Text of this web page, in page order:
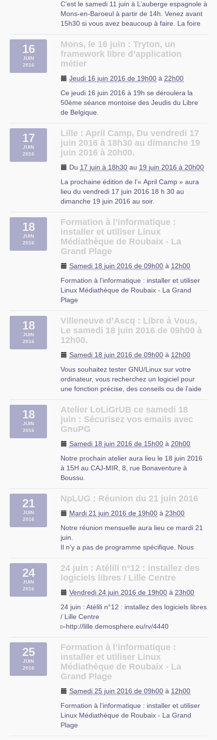
C’est le samedi 11 juin à L’auberge espagnole à
Mons-en-Baroeul à partir de 14h. Venez avant
15h30 si vous avez beaucoup à faire. La foire
La foire aux install’ de Cliss XXI, c’est une
bonne occasion de franchir le pas, et d’installer
GNU/Linux sur son ordinateur. (…)
16
JUIN
2016
Mons, le 16 juin : Tryton, un
framework libre d’application
métier
Jeudi 16 juin 2016 de 19h00 à 22h00
Ce jeudi 16 juin 2016 à 19h se déroulera la
50ème séance montoise des Jeudis du Libre
de Belgique.
libre d’application métier
Thématique : Progiciel de Gestion Intégré
Public : Programmeurs|Responsables
L’animateur (…)
Mons
17
JUIN
2016
Lille : April Camp, Du vendredi 17
juin 2016 à 18h30 au dimanche 19
juin 2016 à 20h00.
Du 17 juin à 18h30 au 19 juin 2016 à 20h00
La prochaine édition de l’« April Camp » aura
lieu du vendredi 17 juin 2016 18 h 30 au
dimanche 19 juin 2016 au soir.
Nicolas Leblanc 59000 Lille. Des outils pour
participer en ligne seront également
disponibles.
N’hésitez pas à vous inscrire, à (…)
Mutualab
18
JUIN
2016
Formation à l’informatique :
installer et utiliser Linux
Médiathèque de Roubaix - La
Grand Plage
Samedi 18 juin 2016 de 09h00 à 12h00
Formation à l’informatique : installer et utiliser
Linux Médiathèque de Roubaix - La Grand
Plage
informatique-installer-utiliser-linux
Trois ateliers informatiques et une install party
ouverte à tous pour apprendre à maîtriser
18
JUIN
2016
Villeneuve d’Ascq : Libre à Vous,
Le samedi 18 juin 2016 de 09h00 à
12h00.
Samedi 18 juin 2016 de 09h00 à 12h00
Vous souhaitez tester GNU/Linux sur votre
ordinateur, vous recherchez un logiciel pour
une fonction précise, des conseils ou de l’aide
Libre à Vous est une permanence destinée à
vous faciliter l’utilisation de l’informatique. Vous
repartirez avec « le plein » de (…)
OMJC
18
JUIN
2016
Atelier LoLiGrUB ce samedi 18
juin : Sécurisez vos emails avec
GnuPG
Samedi 18 juin 2016 de 15h00 à 20h00
Notre prochain atelier aura lieu le 18 juin 2016
à 15H au CAJ-MIR, 8, rue Bonaventure à
Boussu.
n’est plus possible d’ignorer, ou faire semblant
faisons l’objet tous les jours. Notre activité « en
ligne » (…)
21
JUIN
2016
NpLUG : Réunion du 21 juin 2016
Mardi 21 juin 2016 de 19h00 à 23h00
Notre réunion mensuelle aura lieu ce mardi 21
juin.
Il n’y a pas de programme spécifique. Nous
Numérique du mois d’octobre prochain ainsi
que les dernières sorties des distributions Linux
Juin, 2016 - 20:00 à (…)
24
JUIN
2016
24 juin : Atélili n°12 : installez des
logiciels libres / Lille Centre
Vendredi 24 juin 2016 de 19h00 à 23h00
24 juin : Atélili n°12 : installez des logiciels libres
/ Lille Centre
▻http://lille.demosphere.eu/rv/4440
pour faciliter notre transition vers les logiciels
libres, qui sont une alternative aux logiciels
propriétaires, aussi dits « privateurs ». (…)
25
JUIN
2016
Formation à l’informatique :
installer et utiliser Linux
Médiathèque de Roubaix - La
Grand Plage
Samedi 25 juin 2016 de 09h00 à 12h00
Formation à l’informatique : installer et utiliser
Linux Médiathèque de Roubaix - La Grand
Plage